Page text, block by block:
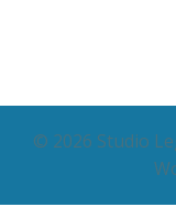
© 2026 Studio